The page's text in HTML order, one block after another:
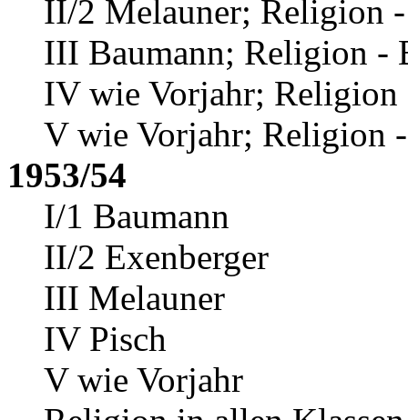
II/2 Melauner; Religion
III Baumann; Religion -
IV wie Vorjahr; Religion
V wie Vorjahr; Religion
1953/54
I/1 Baumann
II/2 Exenberger
III Melauner
IV Pisch
V wie Vorjahr